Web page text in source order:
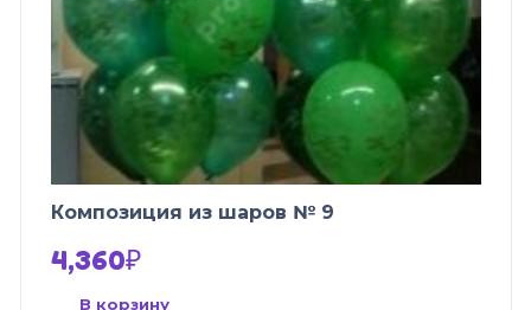
Композиция из шаров № 9
4,360₽
В корзину